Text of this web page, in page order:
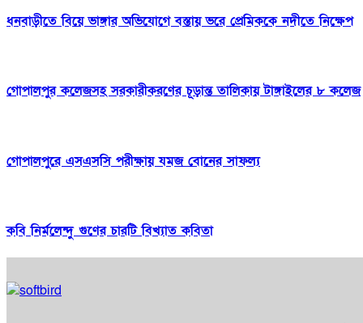
ধনবাড়ীতে বিয়ে ভাঙ্গার অভিযোগে বস্তায় ভরে প্রেমিককে নদীতে নিক্ষেপ
গোপালপুর কলেজসহ সরকারীকরণের চূড়ান্ত তালিকায় টাঙ্গাইলের ৮ কলেজ
গোপালপুরে এসএসসি পরীক্ষায় যমজ বোনের সাফল্য
কবি নির্মলেন্দু গুণের চারটি বিখ্যাত কবিতা